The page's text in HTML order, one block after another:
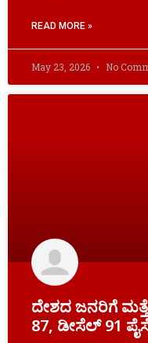
READ MORE »
May 23, 2026 No
ದೇಶದ ಜನರಿಗೆ
87, ಡೀಸೆಲ್ 91